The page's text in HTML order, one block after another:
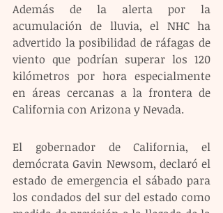
Además de la alerta por la
acumulación de lluvia, el NHC ha
advertido la posibilidad de ráfagas de
viento que podrían superar los 120
kilómetros por hora especialmente
en áreas cercanas a la frontera de
California con Arizona y Nevada.
El gobernador de California, el
demócrata Gavin Newsom, declaró el
estado de emergencia el sábado para
los condados del sur del estado como